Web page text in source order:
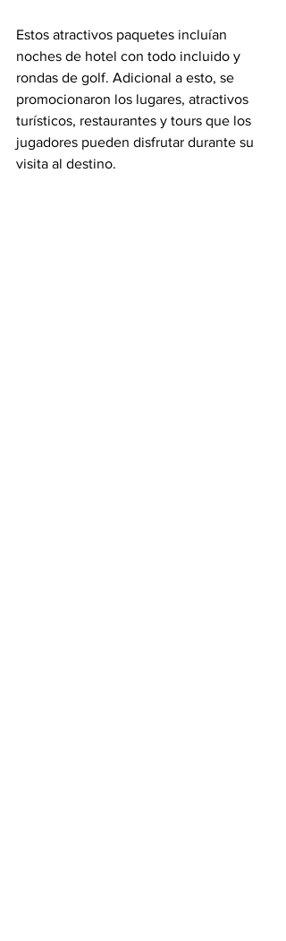
Estos atractivos paquetes incluían
noches de hotel con todo incluido y
rondas de golf. Adicional a esto, se
promocionaron los lugares, atractivos
turísticos, restaurantes y tours que los
jugadores pueden disfrutar durante su
visita al destino.